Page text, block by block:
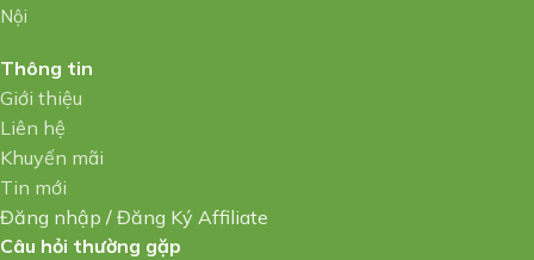
Nội
Thông tin
Giới thiệu
Liên hệ
Khuyến mãi
Tin mới
Đăng nhập / Đăng Ký Affiliate
Câu hỏi thường gặp